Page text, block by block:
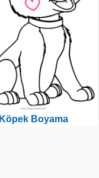
Köpek Boyama